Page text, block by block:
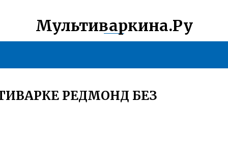
Мультиваркина.Ру
РЕДМОНД БЕЗ